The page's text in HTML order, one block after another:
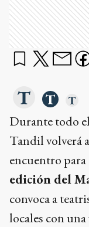
Durante todo
Tandil volverá
encuentro
edición del
convoca a
locales con